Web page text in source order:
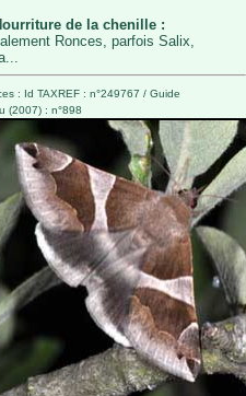
de la chenille :
Ronces, parfois Salix,
: Id TAXREF : n°249767 / Guide
(2007) : n°898